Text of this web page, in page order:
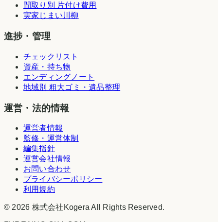
間取り別 片付け費用
実家じまい川柳
進捗・管理
チェックリスト
資産・持ち物
エンディングノート
地域別 粗大ゴミ・遺品整理
運営・法的情報
運営者情報
監修・運営体制
編集指針
運営会社情報
お問い合わせ
プライバシーポリシー
利用規約
© 2026 株式会社Kogera All Rights Reserved.